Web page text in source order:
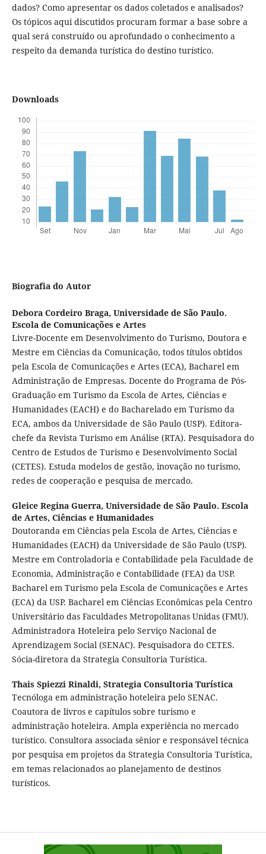
dados? Como apresentar os dados coletados e analisados?
Os tópicos aqui discutidos procuram formar a base sobre a
qual será construído ou aprofundado o conhecimento a
respeito da demanda turística do destino turístico.
Downloads
Biografia do Autor
Debora Cordeiro Braga, Universidade de São Paulo.
Escola de Comunicações e Artes
Livre-Docente em Desenvolvimento do Turismo, Doutora e
Mestre em Ciências da Comunicação, todos títulos obtidos
pela Escola de Comunicações e Artes (ECA), Bacharel em
Administração de Empresas. Docente do Programa de Pós-
Graduação em Turismo da Escola de Artes, Ciências e
Humanidades (EACH) e do Bacharelado em Turismo da
ECA, ambos da Universidade de São Paulo (USP). Editora-
chefe da Revista Turismo em Análise (RTA). Pesquisadora do
Centro de Estudos de Turismo e Desenvolvimento Social
(CETES). Estuda modelos de gestão, inovação no turismo,
redes de cooperação e pesquisa de mercado.
Gleice Regina Guerra, Universidade de São Paulo. Escola
de Artes, Ciências e Humanidades
Doutoranda em Ciências pela Escola de Artes, Ciências e
Humanidades (EACH) da Universidade de São Paulo (USP).
Mestre em Controladoria e Contabilidade pela Faculdade de
Economia, Administração e Contabilidade (FEA) da USP.
Bacharel em Turismo pela Escola de Comunicações e Artes
(ECA) da USP. Bacharel em Ciências Econômicas pela Centro
Universitário das Faculdades Metropolitanas Unidas (FMU).
Administradora Hoteleira pelo Serviço Nacional de
Aprendizagem Social (SENAC). Pesquisadora do CETES.
Sócia-diretora da Strategia Consultoria Turística.
Thais Spiezzi Rinaldi, Strategia Consultoria Turística
Tecnóloga em administração hoteleira pelo SENAC.
Coautora de livros e capítulos sobre turismo e
administração hoteleira. Ampla experiência no mercado
turístico. Consultora associada sênior e responsável técnica
por pesquisa em projetos da Strategia Consultoria Turística,
em temas relacionados ao planejamento de destinos
turísticos.